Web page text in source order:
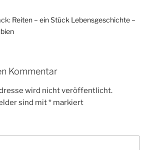
Reiten – ein Stück Lebensgeschichte –
Kommentar
wird nicht veröffentlicht.
sind mit* markiert